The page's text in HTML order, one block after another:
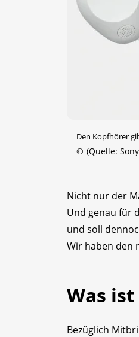
Den Kopfhörer
© (Quelle:
Nicht nur der
Und genau für
und soll
Wir haben den
Was
Bezüglich